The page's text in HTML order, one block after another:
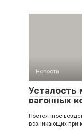
Новости
Усталость
вагонных
Постоянное
возникающих при